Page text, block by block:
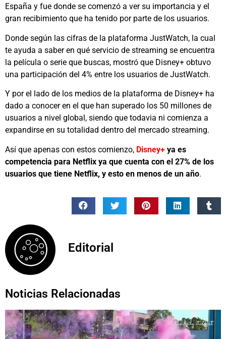
España y fue donde se comenzó a ver su importancia y el
gran recibimiento que ha tenido por parte de los usuarios.
Donde según las cifras de la plataforma JustWatch, la cual
te ayuda a saber en qué servicio de streaming se encuentra
la película o serie que buscas, mostró que Disney+ obtuvo
una participación del 4% entre los usuarios de JustWatch.
Y por el lado de los medios de la plataforma de Disney+ ha
dado a conocer en el que han superado los 50 millones de
usuarios a nivel global, siendo que todavia ni comienza a
expandirse en su totalidad dentro del mercado streaming.
Así que apenas con estos comienzo, Disney+ ya es
competencia para Netflix ya que cuenta con el 27% de los
usuarios que tiene Netflix, y esto en menos de un año.
Editorial
Noticias Relacionadas